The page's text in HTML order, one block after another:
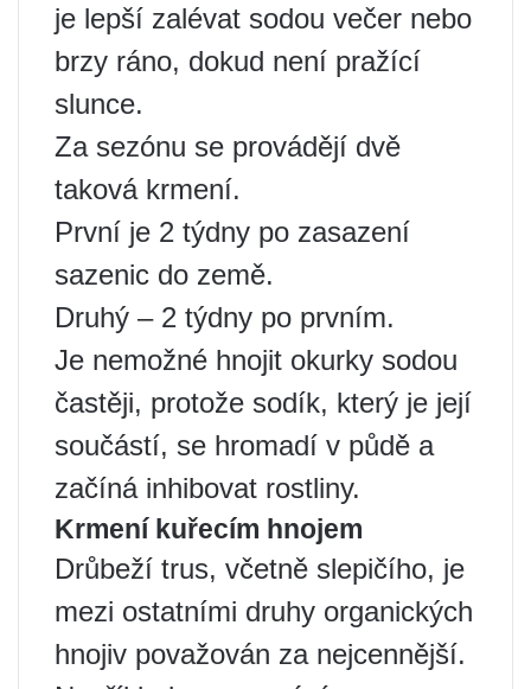
je lepší zalévat sodou večer nebo
brzy ráno, dokud není pražící
slunce.
Za sezónu se provádějí dvě
taková krmení.
První je 2 týdny po zasazení
sazenic do země.
Druhý – 2 týdny po prvním.
Je nemožné hnojit okurky sodou
častěji, protože sodík, který je její
součástí, se hromadí v půdě a
začíná inhibovat rostliny.
Krmení kuřecím hnojem
Drůbeží trus, včetně slepičího, je
mezi ostatními druhy organických
hnojiv považován za nejcennější.